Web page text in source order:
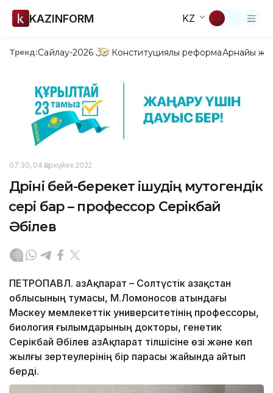
KAZINFORM KZ
Тренд:Сайлау-2026 Конституциялық реформаАрнайы
07:30, 04 Қыркүйек 2022
Дәріні бей-берекет ішудің мутогендік
әсері бар – профессор Серікбай
Әбілев
ПЕТРОПАВЛ. ҚазАқпарат – Солтүстік Қазақстан
облысының тумасы, М.Ломоносов атындағы
Мәскеу мемлекеттік университетінің профессоры,
биология ғылымдарының докторы, генетик
Серікбай Әбілев ҚазАқпарат тілшісіне өзі және көп
жылғы зертеулерінің бір парасы жайында айтып
берді.